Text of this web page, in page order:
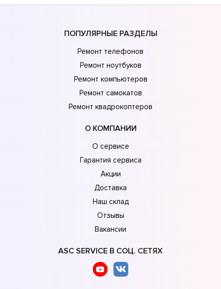
ПОПУЛЯРНЫЕ РАЗДЕЛЫ
Ремонт телефонов
Ремонт ноутбуков
Ремонт компьютеров
Ремонт самокатов
Ремонт квадрокоптеров
О КОМПАНИИ
О сервисе
Гарантия сервиса
Акции
Доставка
Наш склад
Отзывы
Вакансии
ASC SERVICE В СОЦ. СЕТЯХ